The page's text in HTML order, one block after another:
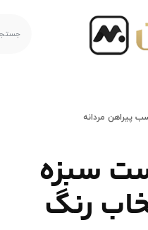
پیراهن مردانه
سبزه
رنگ